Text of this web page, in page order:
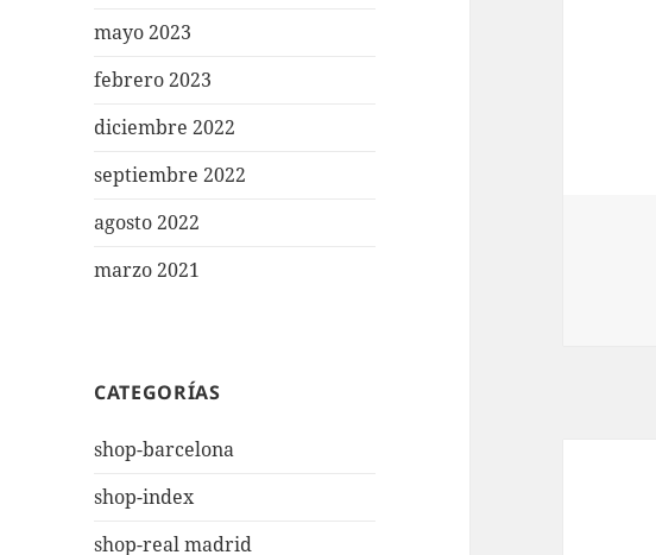
mayo 2023
febrero 2023
diciembre 2022
septiembre 2022
agosto 2022
marzo 2021
CATEGORÍAS
shop-barcelona
shop-index
shop-real madrid